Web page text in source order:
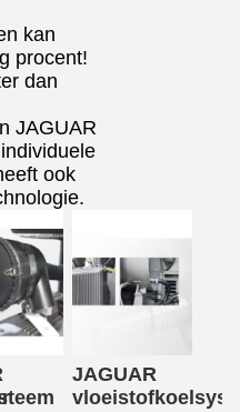
kan
procent!
dan
JAGUAR
ook
JAGUAR